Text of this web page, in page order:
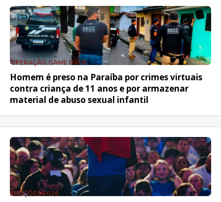
OPERAÇÃO GAME OVER
Homem é preso na Paraíba por crimes virtuais
contra criança de 11 anos e por armazenar
material de abuso sexual infantil
ELEIÇÕES 2026